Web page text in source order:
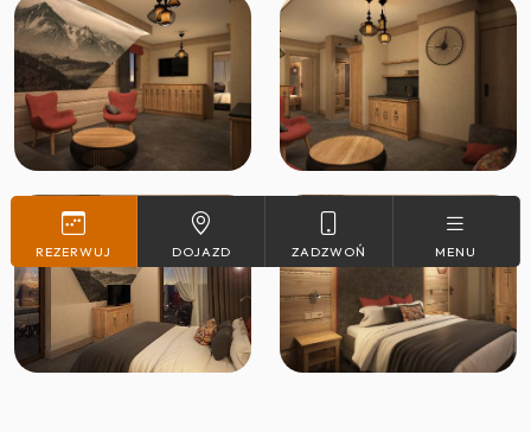
REZERWUJ DOJAZD ZADZWOŃ MENU